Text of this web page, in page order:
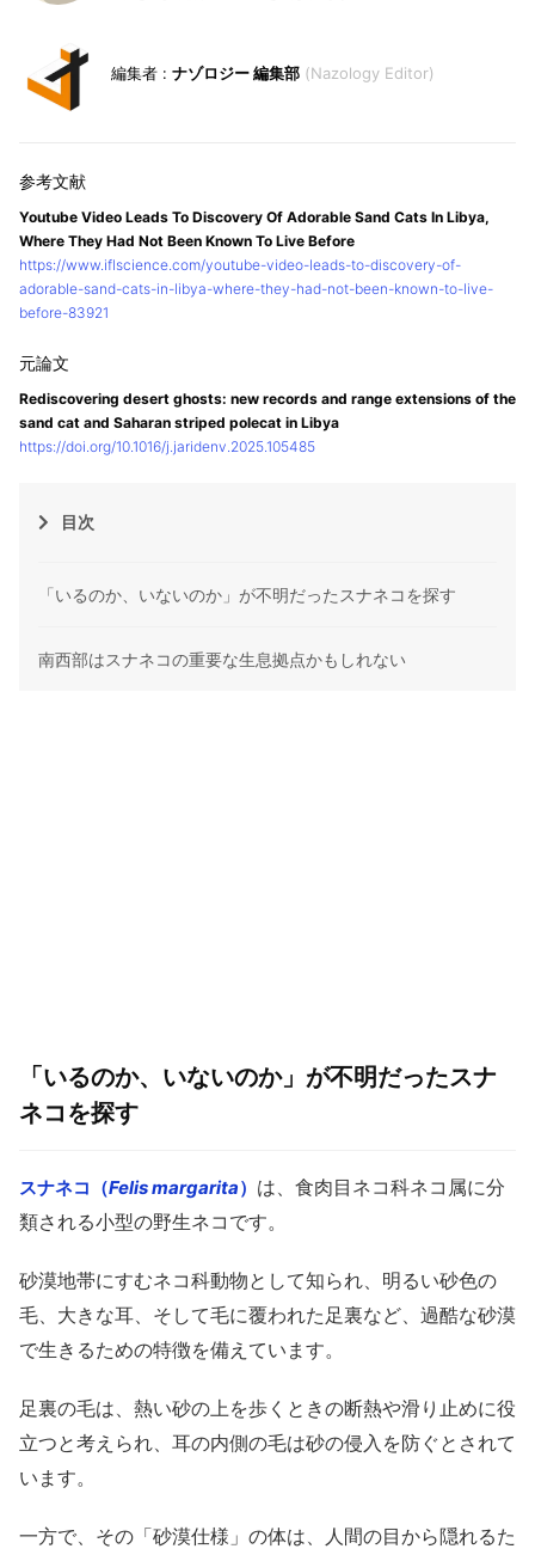
ナゾロジー 編集部 Nazology Editor
Youtube Video Leads To Discovery Of Adorable Sand Cats In Libya,
Where They Had Not Been Known To Live Before
https://www.iflscience.com/youtube-video-leads-to-discovery-of-
adorable-sand-cats-in-libya-where-they-had-not-been-known-to-live-
before-83921
Rediscovering desert ghosts: new records and range extensions of the
sand cat and Saharan striped polecat in Libya
https://doi.org/10.1016/j.jaridenv.2025.105485
目次
「いるのか、いないのか」が不明だったスナネコを探す
南西部はスナネコの重要な生息拠点かもしれない
「いるのか、いないのか」が不明だったスナ
ネコを探す
スナネコ（Felis margarita） は、食肉目ネコ科ネコ属に分
類される小型の野生ネコです。
砂漠地帯にすむネコ科動物として知られ、明るい砂色の
毛、大きな耳、そして毛に覆われた足裏など、過酷な砂漠
で生きるための特徴を備えています。
足裏の毛は、熱い砂の上を歩くときの断熱や滑り止めに役
立つと考えられ、耳の内側の毛は砂の侵入を防ぐとされて
います。
一方で、その「砂漠仕様」の体は、人間の目から隠れるた